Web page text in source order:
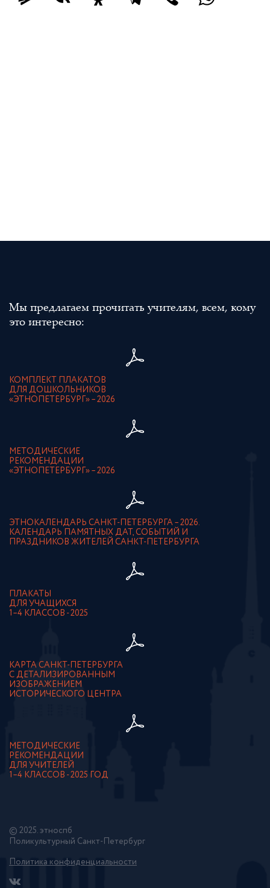
Мы предлагаем прочитать учителям, всем, кому
это интересно:
КОМПЛЕКТ ПЛАКАТОВ
ДЛЯ ДОШКОЛЬНИКОВ
«ЭТНОПЕТЕРБУРГ» – 2026
МЕТОДИЧЕСКИЕ
РЕКОМЕНДАЦИИ
«ЭТНОПЕТЕРБУРГ» – 2026
ЭТНОКАЛЕНДАРЬ САНКТ-ПЕТЕРБУРГА – 2026.
КАЛЕНДАРЬ ПАМЯТНЫХ ДАТ, СОБЫТИЙ И
ПРАЗДНИКОВ ЖИТЕЛЕЙ САНКТ-ПЕТЕРБУРГА
ПЛАКАТЫ
ДЛЯ УЧАЩИХСЯ
1–4 КЛАССОВ - 2025
КАРТА САНКТ-ПЕТЕРБУРГА
С ДЕТАЛИЗИРОВАННЫМ
ИЗОБРАЖЕНИЕМ
ИСТОРИЧЕСКОГО ЦЕНТРА
МЕТОДИЧЕСКИЕ
РЕКОМЕНДАЦИИ
ДЛЯ УЧИТЕЛЕЙ
1–4 КЛАССОВ - 2025 ГОД
© 2025. этноспб
Поликультурный Санкт-Петербург
Политика конфиденциальности